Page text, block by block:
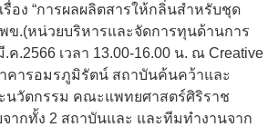
อง “การผลผลิตสารให้กลิ่นสำหรับชุด
ข.(หน่วยบริหารและจัดการทุนด้านการ
.2566 เวลา 13.00-16.00 น. ณ Creative
าคารอมรภูมิรัตน์ สถาบันค้นคว้าและ
วัตกรรม คณะแพทยศาสตร์ศิริราช
กทั้ง 2 สถาบันและ และทีมทำงานจาก